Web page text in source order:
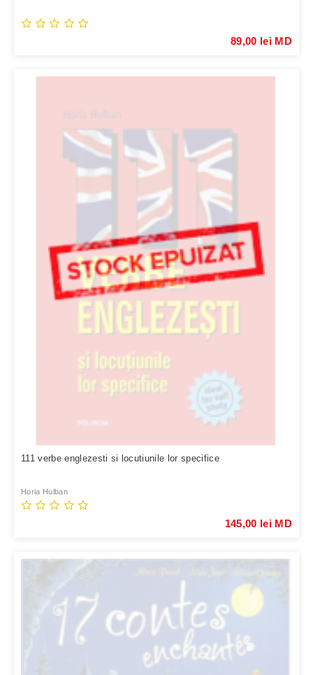
89,00 lei MD
111 verbe englezesti si locutiunile lor specifice
Horia Hulban
145,00 lei MD